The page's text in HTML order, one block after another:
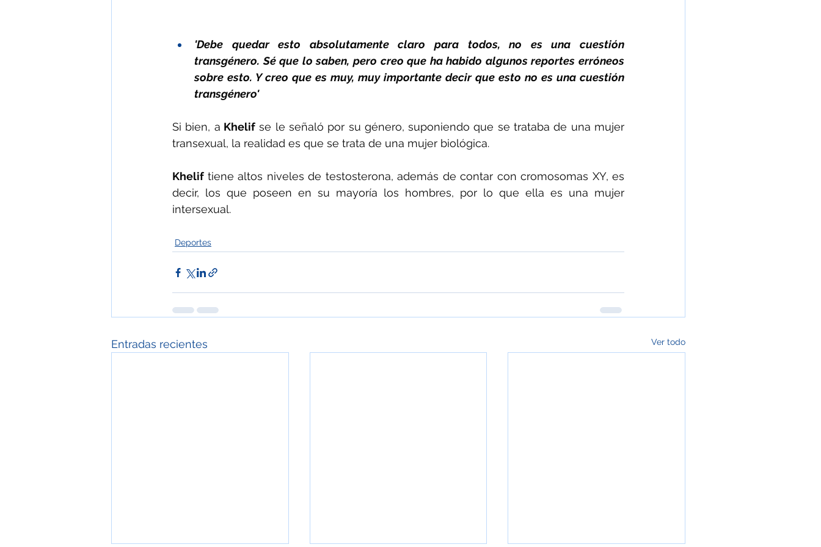
'Debe quedar esto absolutamente claro para todos, no es una cuestión
transgénero. Sé que lo saben, pero creo que ha habido algunos reportes erróneos
sobre esto. Y creo que es muy, muy importante decir que esto no es una cuestión
transgénero'
Si bien, a Khelif se le señaló por su género, suponiendo que se trataba de una mujer
transexual, la realidad es que se trata de una mujer biológica.
Khelif tiene altos niveles de testosterona, además de contar con cromosomas XY, es
decir, los que poseen en su mayoría los hombres, por lo que ella es una mujer
intersexual.
Deportes
Entradas recientes Ver todo